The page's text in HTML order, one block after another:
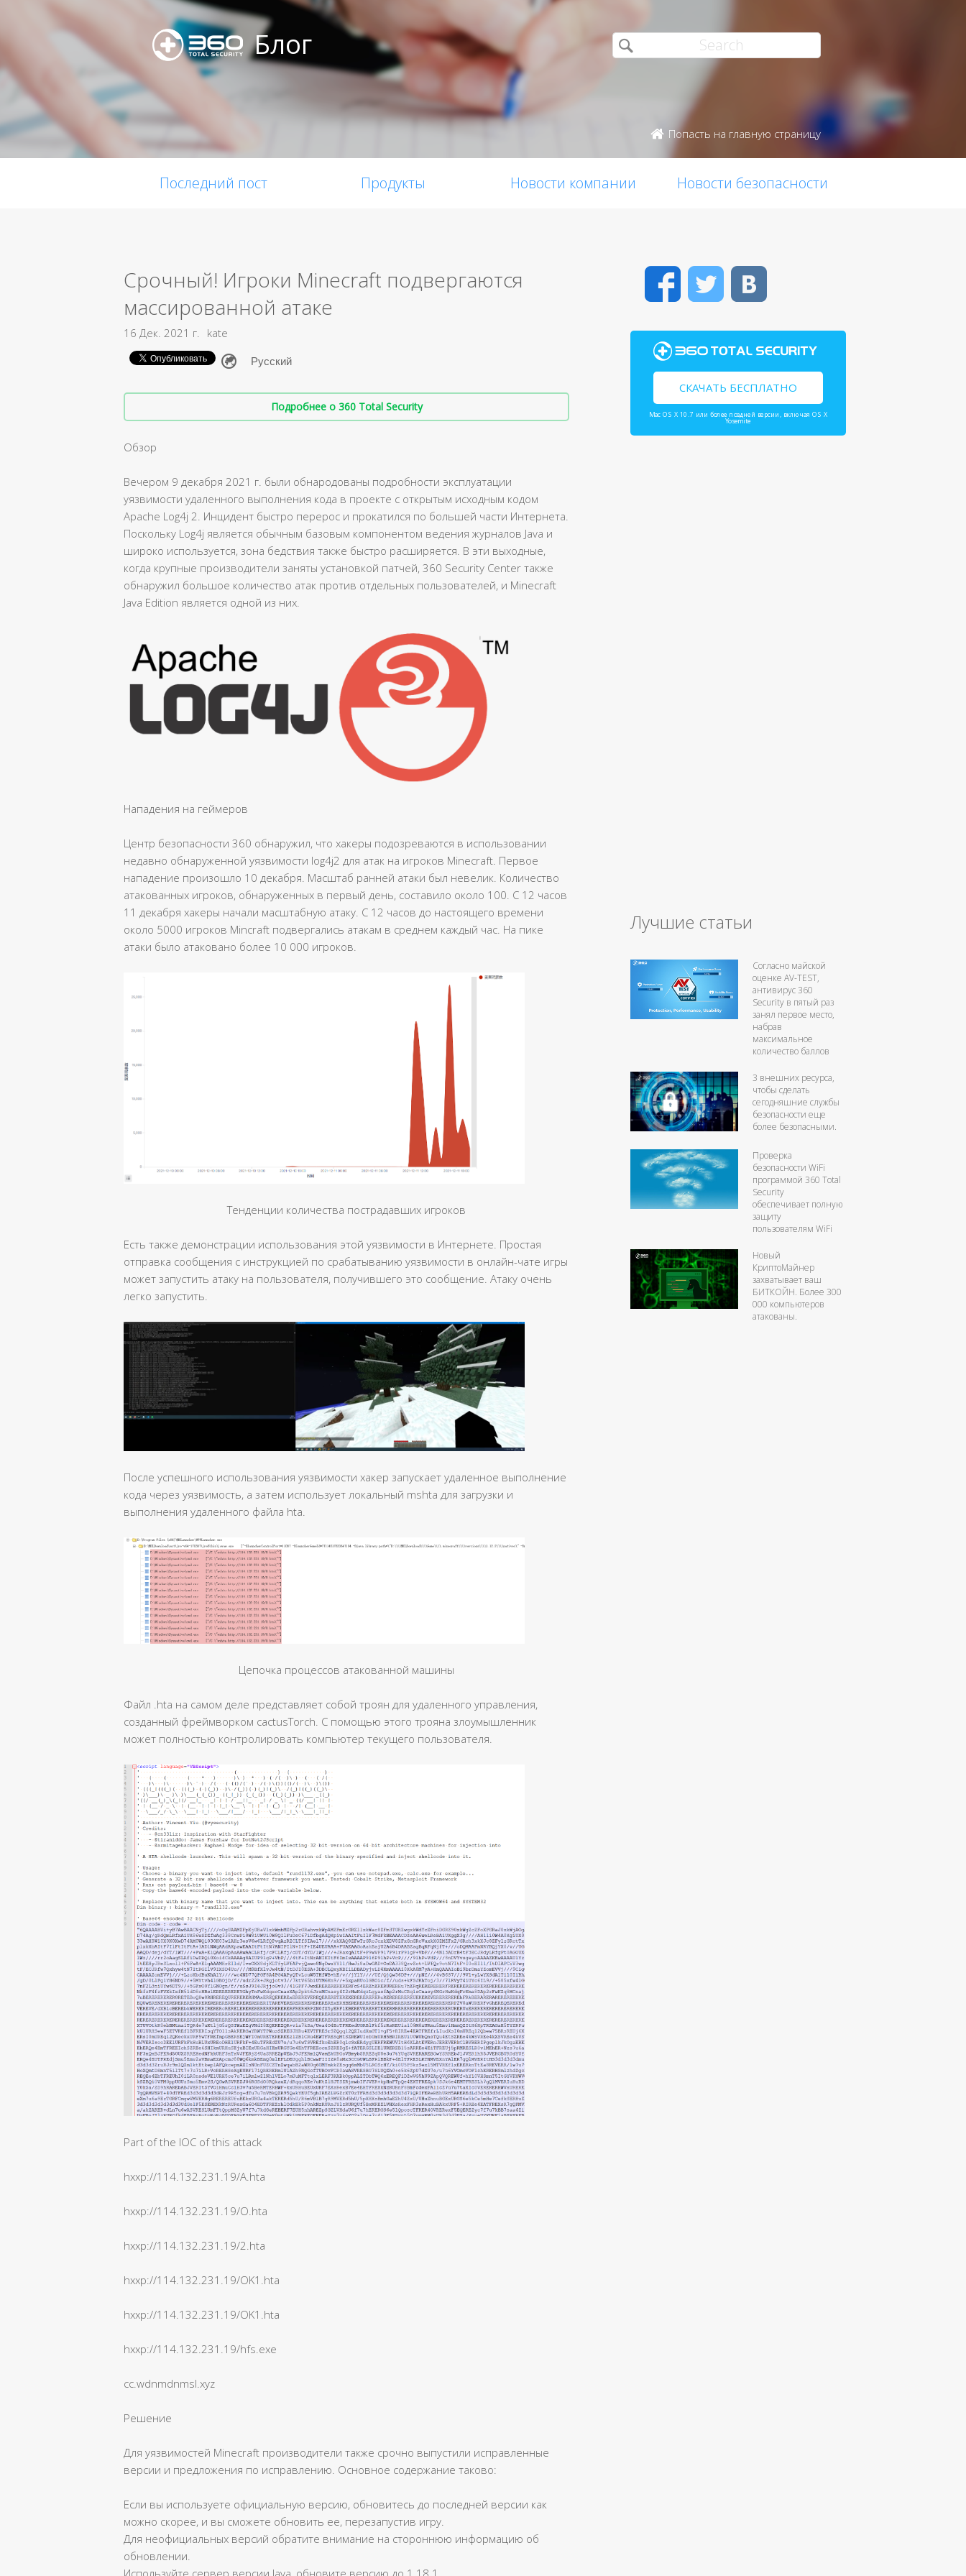
Блог
Попасть на главную страницу
Последний пост Продукты Новости компании Новости безопасности
Срочный! Игроки Minecraft подвергаются
массированной атаке
16 Дек. 2021 г. kate
Подробнее о 360 Total Security
Обзор
Вечером 9 декабря 2021 г. были обнародованы подробности эксплуатации
уязвимости удаленного выполнения кода в проекте с открытым исходным кодом
Apache Log4j 2. Инцидент быстро перерос и прокатился по большей части Интернета.
Поскольку Log4j является обычным базовым компонентом ведения журналов Java и
широко используется, зона бедствия также быстро расширяется. В эти выходные,
когда крупные производители заняты установкой патчей, 360 Security Center также
обнаружил большое количество атак против отдельных пользователей, и Minecraft
Java Edition является одной из них.
Нападения на геймеров
Центр безопасности 360 обнаружил, что хакеры подозреваются в использовании
недавно обнаруженной уязвимости log4j2 для атак на игроков Minecraft. Первое
нападение произошло 10 декабря. Масштаб ранней атаки был невелик. Количество
атакованных игроков, обнаруженных в первый день, составило около 100. С 12 часов
11 декабря хакеры начали масштабную атаку. С 12 часов до настоящего времени
около 5000 игроков Mincraft подвергались атакам в среднем каждый час. На пике
атаки было атаковано более 10 000 игроков.
Тенденции количества пострадавших игроков
Есть также демонстрации использования этой уязвимости в Интернете. Простая
отправка сообщения с инструкцией по срабатыванию уязвимости в онлайн-чате игры
может запустить атаку на пользователя, получившего это сообщение. Атаку очень
легко запустить.
После успешного использования уязвимости хакер запускает удаленное выполнение
кода через уязвимость, а затем использует локальный mshta для загрузки и
выполнения удаленного файла hta.
Цепочка процессов атакованной машины
Файл .hta на самом деле представляет собой троян для удаленного управления,
созданный фреймворком cactusTorch. С помощью этого трояна злоумышленник
может полностью контролировать компьютер текущего пользователя.
Part of the IOC of this attack
hxxp://114.132.231.19/A.hta
hxxp://114.132.231.19/O.hta
hxxp://114.132.231.19/2.hta
hxxp://114.132.231.19/OK1.hta
hxxp://114.132.231.19/OK1.hta
hxxp://114.132.231.19/hfs.exe
cc.wdnmdnmsl.xyz
Решение
Для уязвимостей Minecraft производители также срочно выпустили исправленные
версии и предложения по исправлению. Основное содержание таково:
Если вы используете официальную версию, обновитесь до последней версии как
можно скорее, и вы сможете обновить ее, перезапустив игру.
Для неофициальных версий обратите внимание на стороннюю информацию об
обновлении.
Используйте сервер версии Java, обновите версию до 1.18.1.
FacebookTwitter
СКАЧАТЬ БЕСПЛАТНО
Mac OS X 10.7 или более поздней версии, включая OS X
Yosemite
Лучшие статьи
Согласно майской
оценке AV-TEST,
антивирус 360
Security в пятый раз
занял первое место,
набрав
максимальное
количество баллов
3 внешних ресурса,
чтобы сделать
сегодняшние службы
безопасности еще
более безопасными.
Проверка
безопасности WiFi
программой 360 Total
Security
обеспечивает полную
защиту
пользователям WiFi
Новый
КриптоМайнер
захватывает ваш
БИТКОЙН. Более 300
000 компьютеров
атакованы.